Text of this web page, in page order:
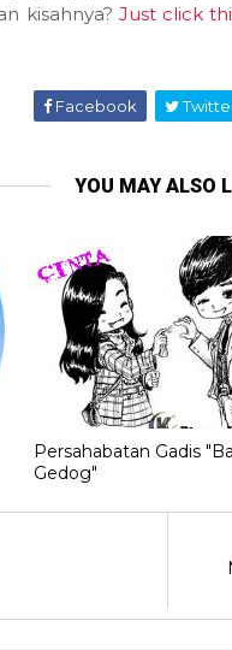
kisahnya? Just click
Facebook
YOU MAY ALSO
Persahabatan Gadis
Gedog"